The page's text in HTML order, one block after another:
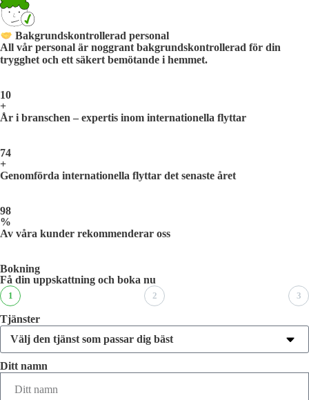
Bakgrundskontrollerad personal
All vår personal är noggrant bakgrundskontrollerad för din
trygghet och ett säkert bemötande i hemmet.
10
+
År i branschen – expertis inom internationella flyttar
74
+
Genomförda internationella flyttar det senaste året
98
%
Av våra kunder rekommenderar oss
Bokning
Få din uppskattning och boka nu
1 2 3
Tjänster
Ditt namn